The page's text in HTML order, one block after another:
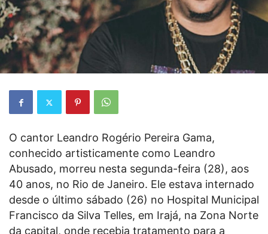
O cantor Leandro Rogério Pereira Gama,
conhecido artisticamente como Leandro
Abusado, morreu nesta segunda-feira (28), aos
40 anos, no Rio de Janeiro. Ele estava internado
desde o último sábado (26) no Hospital Municipal
Francisco da Silva Telles, em Irajá, na Zona Norte
da capital, onde recebia tratamento para a